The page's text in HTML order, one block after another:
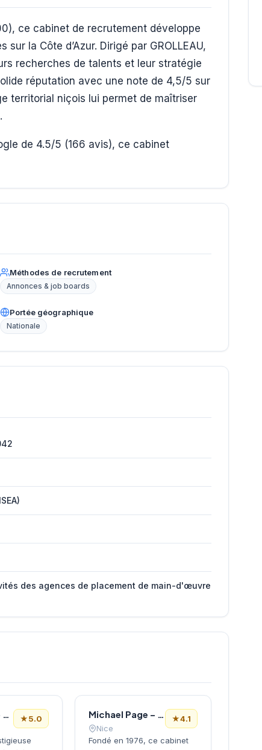
ce cabinet de recrutement développe
la Côte d’Azur. Dirigé par GROLLEAU,
recherches de talents et leur stratégie
réputation avec une note de 4,5/5 sur
territorial niçois lui permet de maîtriser
de 4.5/5 (166 avis), ce cabinet
Méthodes de recrutement
Annonces & job boards
Portée géographique
Nationale
des agences de placement de main-d'œuvre
ABP Talents – Cabinet conseil RH, Recrutement, Centre de Bilans de compétences ★5.0 Michael Page – Cabinet de Recrutement Nice
Nice
★4.1
Fondé en 1976, ce cabinet